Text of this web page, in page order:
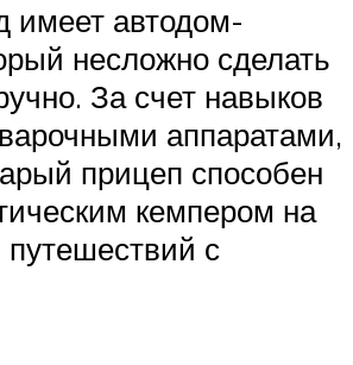
имеет автодом-
несложно сделать
За счет навыков
аппаратами,
прицеп способен
кемпером на
путешествий с